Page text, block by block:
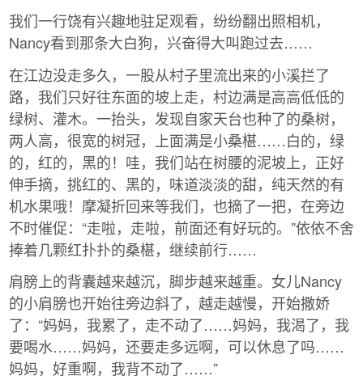
我们一行饶有兴趣地驻足观看，纷纷翻出照相机，
Nancy看到那条大白狗，兴奋得大叫跑过去……
在江边没走多久，一股从村子里流出来的小溪拦了
路，我们只好往东面的坡上走，村边满是高高低低的
绿树、灌木。一抬头，发现自家天台也种了的桑树，
两人高，很宽的树冠，上面满是小桑椹……白的，绿
的，红的，黑的！哇，我们站在树腰的泥坡上，正好
伸手摘，挑红的、黑的，味道淡淡的甜，纯天然的有
机水果哦！摩凝折回来等我们，也摘了一把，在旁边
不时催促：“走啦，走啦，前面还有好玩的。”依依不舍
捧着几颗红扑扑的桑椹，继续前行……
肩膀上的背囊越来越沉，脚步越来越重。女儿Nancy
的小肩膀也开始往旁边斜了，越走越慢，开始撒娇
了：“妈妈，我累了，走不动了……妈妈，我渴了，我
要喝水……妈妈，还要走多远啊，可以休息了吗……
妈妈，好重啊，我背不动了……”